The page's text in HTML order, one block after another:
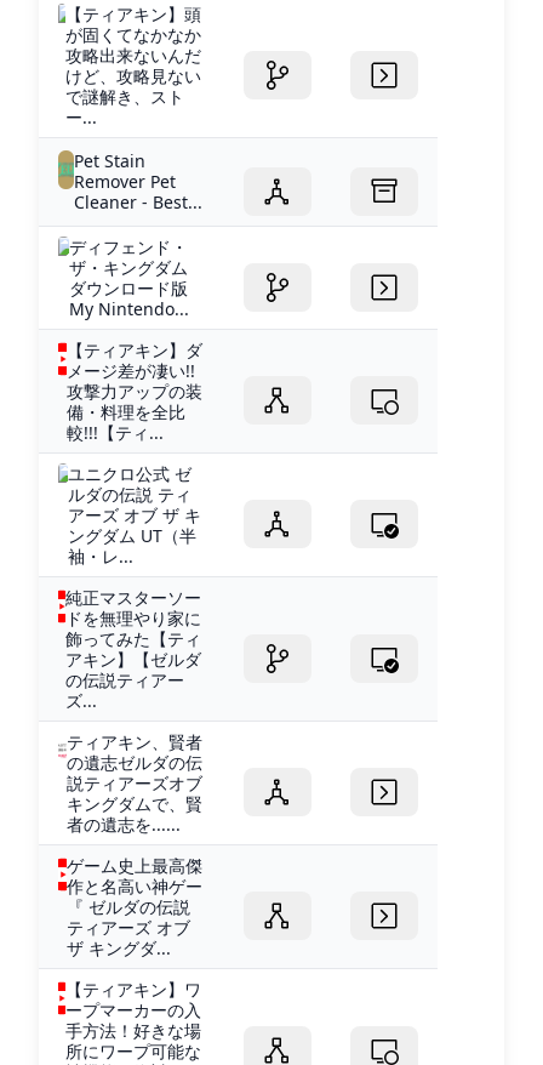
【ティアキン】頭
が固くてなかなか
攻略出来ないんだ
けど、攻略見ない
で謎解き、スト
ー...
Pet Stain
Remover Pet
Cleaner - Best...
ディフェンド・
ザ・キングダム
ダウンロード版
My Nintendo...
【ティアキン】ダ
メージ差が凄い!!
攻撃力アップの装
備・料理を全比
較!!!【ティ...
ユニクロ公式 ゼ
ルダの伝説 ティ
アーズ オブ ザ キ
ングダム UT（半
袖・レ...
純正マスターソー
ドを無理やり家に
飾ってみた【ティ
アキン】【ゼルダ
の伝説ティアー
ズ...
ティアキン、賢者
の遺志ゼルダの伝
説ティアーズオブ
キングダムで、賢
者の遺志を......
ゲーム史上最高傑
作と名高い神ゲー
『 ゼルダの伝説
ティアーズ オブ
ザ キングダ...
【ティアキン】ワ
ープマーカーの入
手方法！好きな場
所にワープ可能な